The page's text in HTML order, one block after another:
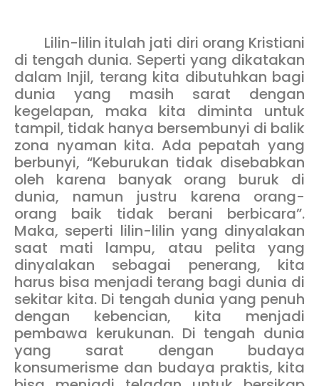
Lilin-lilin itulah jati diri orang Kristiani
di tengah dunia. Seperti yang dikatakan
dalam Injil, terang kita dibutuhkan bagi
dunia yang masih sarat dengan
kegelapan, maka kita diminta untuk
tampil, tidak hanya bersembunyi di balik
zona nyaman kita. Ada pepatah yang
berbunyi, “Keburukan tidak disebabkan
oleh karena banyak orang buruk di
dunia, namun justru karena orang-
orang baik tidak berani berbicara”.
Maka, seperti lilin-lilin yang dinyalakan
saat mati lampu, atau pelita yang
dinyalakan sebagai penerang, kita
harus bisa menjadi terang bagi dunia di
sekitar kita. Di tengah dunia yang penuh
dengan kebencian, kita menjadi
pembawa kerukunan. Di tengah dunia
yang sarat dengan budaya
konsumerisme dan budaya praktis, kita